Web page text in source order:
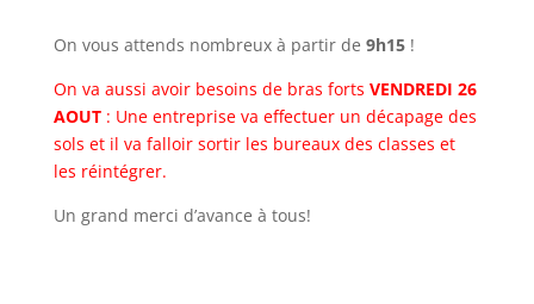
On vous attends nombreux à partir de 9h15!
On va aussi avoir besoins de bras forts VENDREDI 26
AOUT: Une entreprise va effectuer un décapage des
sols et il va falloir sortir les bureaux des classes et
les réintégrer.
Un grand merci d’avance à tous!